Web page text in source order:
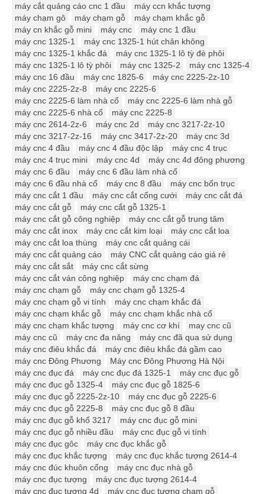
máy cắt quảng cáo cnc 1 đầu
máy ccn khắc tượng
máy chạm gô
máy chạm gỗ
máy chạm khắc gỗ
máy cn khắc gỗ mini
máy cnc
máy cnc 1 đầu
máy cnc 1325-1
máy cnc 1325-1 hút chân không
máy cnc 1325-1 khắc đá
máy cnc 1325-1 lô tỳ đè phôi
máy cnc 1325-1 lô tỳ phôi
máy cnc 1325-2
máy cnc 1325-4
máy cnc 16 đầu
máy cnc 1825-6
máy cnc 2225-2z-10
máy cnc 2225-2z-8
máy cnc 2225-6
máy cnc 2225-6 làm nhà cổ
máy cnc 2225-6 làm nhà gỗ
máy cnc 2225-6 nhà cổ
máy cnc 2225-8
máy cnc 2614-2z-6
máy cnc 2d
máy cnc 3217-2z-10
máy cnc 3217-2z-16
máy cnc 3417-2z-20
máy cnc 3d
máy cnc 4 đầu
máy cnc 4 đầu độc lập
máy cnc 4 trục
máy cnc 4 trục mini
máy cnc 4d
máy cnc 4d đông phương
máy cnc 6 đầu
máy cnc 6 đầu làm nhà cổ
máy cnc 6 đầu nhà cổ
máy cnc 8 đầu
máy cnc bốn trục
máy cnc cắt 1 đầu
máy cnc cắt cổng cưới
máy cnc cắt đá
máy cnc cắt gỗ
máy cnc cắt gỗ 1325-1
máy cnc cắt gỗ công nghiệp
máy cnc cắt gỗ trung tâm
máy cnc cắt inox
máy cnc cắt kim loại
máy cnc cắt loa
máy cnc cắt loa thùng
máy cnc cắt quảng cái
máy cnc cắt quảng cáo
máy CNC cắt quảng cáo giá rẻ
máy cnc cắt sắt
máy cnc cắt sừng
máy cnc cắt ván công nghiệp
máy cnc chạm đá
máy cnc chạm gỗ
máy cnc chạm gỗ 1325-4
máy cnc chạm gỗ vi tính
máy cnc chạm khắc đá
máy cnc chạm khắc gỗ
máy cnc chạm khắc nhà cổ
máy cnc chạm khắc tượng
máy cnc cơ khí
may cnc cũ
máy cnc cũ
máy cnc đa năng
máy cnc đã qua sử dụng
máy cnc điêu khắc đá
máy cnc điêu khắc đá gầm cao
máy cnc Đông Phương
Máy cnc Đông Phương Hà Nội
máy cnc đục đá
máy cnc đục đá 1325-1
máy cnc đục gỗ
máy cnc đục gỗ 1325-4
máy cnc đục gỗ 1825-6
máy cnc đục gỗ 2225-2z-10
máy cnc đục gỗ 2225-6
máy cnc đục gỗ 2225-8
máy cnc đục gỗ 8 đầu
máy cnc đục gỗ khổ 3217
máy cnc đục gỗ mini
máy cnc đục gỗ nhiều đầu
máy cnc đục gỗ vi tính
máy cnc đục gôc
máy cnc đục khắc gỗ
máy cnc đục khắc tượng
máy cnc đục khắc tượng 2614-4
máy cnc đúc khuôn cổng
máy cnc đục nhà gỗ
máy cnc đục tượng
máy cnc đục tượng 2614-4
máy cnc đục tượng 4d
máy cnc đục tượng chạm gỗ